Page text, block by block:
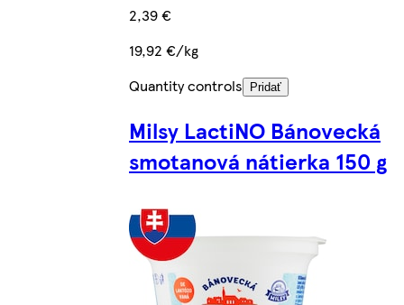
2,39 €
19,92 €/kg
Quantity controls
Pridať
Milsy LactiNO Bánovecká
smotanová nátierka 150 g